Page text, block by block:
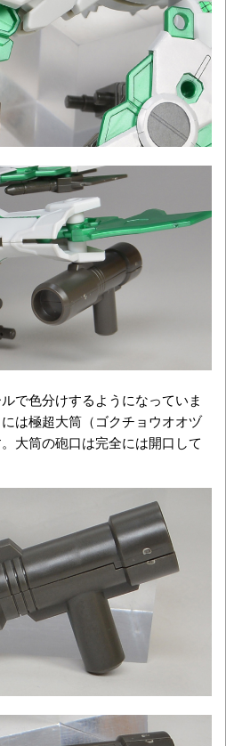
で色分けするようになっていま
は極超大筒（ゴクチョウオオヅ
大筒の砲口は完全には開口して